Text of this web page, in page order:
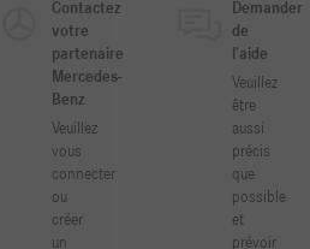
Contactez
votre
partenaire
Mercedes-
Benz
Veuillez
vous
connecter
ou
créer
un
Demander
de
l’aide
Veuillez
être
aussi
précis
que
possible
et
prévoir